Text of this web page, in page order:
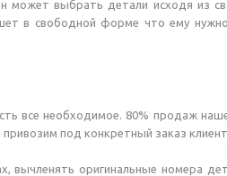
может выбрать детали исходя из
в свободной форме что ему
все необходимое. 80% продаж
под конкретный заказ
вычленять оригинальные номера